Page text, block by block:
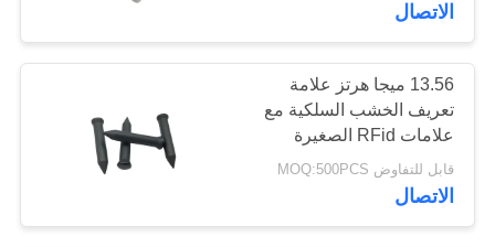
مراقبة
الجودة
اتصل
الاتصال
13.56 ميجا هرتز علامة
تعريف الخشب السلكية مع
علامات RFid الصغيرة
الأساسية من الفريت ABS
NFC
قابل للتفاوض MOQ:500PCS
الاتصال